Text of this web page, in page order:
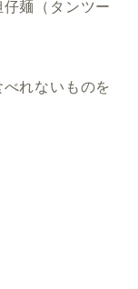
麺（タンツー
れないものを